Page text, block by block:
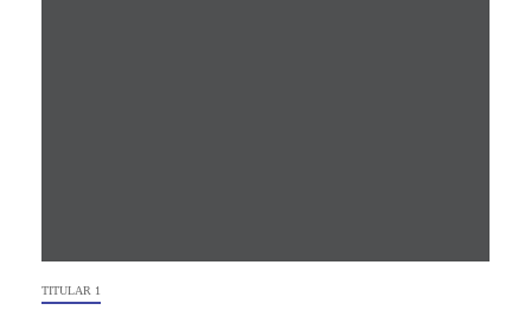
TITULAR 1